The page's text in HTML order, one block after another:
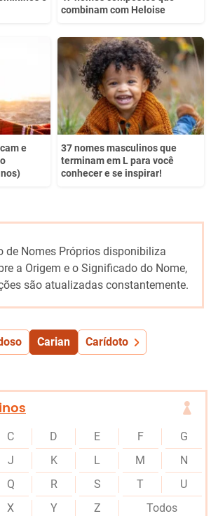
combinam com Heloise
e
37 nomes masculinos que
terminam em L para você
conhecer e se inspirar!
de Nomes Próprios disponibiliza
a Origem e o Significado do Nome,
são atualizadas constantemente.
Carian Carídoto
C D E F
G
J K L M
N
Q R S T
U
X Y Z Todos